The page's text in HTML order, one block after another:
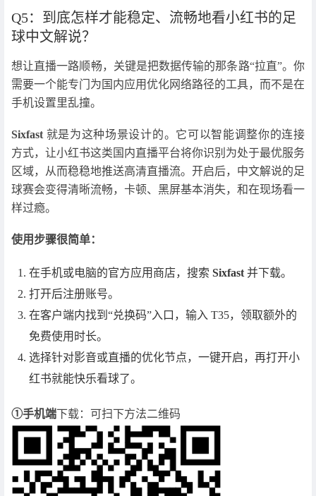
Q5：到底怎样才能稳定、流畅地看小红书的足
球中文解说？
想让直播一路顺畅，关键是把数据传输的那条路“拉直”。你
需要一个能专门为国内应用优化网络路径的工具，而不是在
手机设置里乱撞。
Sixfast 就是为这种场景设计的。它可以智能调整你的连接
方式，让小红书这类国内直播平台将你识别为处于最优服务
区域，从而稳稳地推送高清直播流。开启后，中文解说的足
球赛会变得清晰流畅，卡顿、黑屏基本消失，和在现场看一
样过瘾。
使用步骤很简单：
在手机或电脑的官方应用商店，搜索Sixfast 并下载。
打开后注册账号。
在客户端内找到“兑换码”入口，输入 T35，领取额外的
免费使用时长。
选择针对影音或直播的优化节点，一键开启，再打开小
红书就能快乐看球了。
①手机端 下载：可扫下方法二维码